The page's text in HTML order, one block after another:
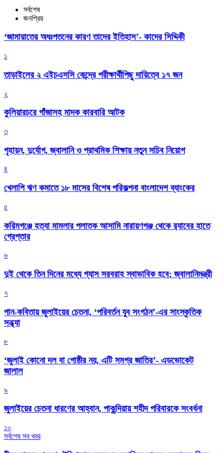
সর্বশেষ
জনপ্রিয়
‘জামায়াতের অধঃপতনের কারণ তাদের ইতিহাস’- কাদের সিদ্দিকী
১
তাড়াইলের ২ এইচএসসি কেন্দ্রে পরীক্ষার্থীপিছু দায়িত্বে ১৭ জন
২
কুলিয়ারচরে গাঁজাসহ মাদক কারবারি আটক
৩
গৃহায়ন, দুর্যোগ, জ্বালানি ও প্রাথমিক শিক্ষায় নতুন সচিব নিয়োগ
৪
খেলাপি ঋণ কমাতে ১৮ মাসের বিশেষ পরিকল্পনা বাংলাদেশ ব্যাংকের
৫
করিমগঞ্জে হত্যা মামলার পলাতক আসামি নারায়ণগঞ্জ থেকে র‌্যাবের হাতে
গ্রেপ্তার
৬
দুই থেকে তিন দিনের মধ্যে গ্যাস সরবরাহ স্বাভাবিক হবে: জ্বালানিমন্ত্রী
৭
গান-কবিতায় জুলাইয়ের চেতনা, ‘পরিবর্তন যুব সংগঠন’-এর সাংস্কৃতিক
সন্ধ্যা
৮
‘জুলাই কোনো দল বা গোষ্ঠীর নয়, এটি সমগ্র জাতির’- এডভোকেট
জালাল
৯
জুলাইয়ের চেতনা ধারণের আহ্বান, পাকুন্দিয়ায় শহীদ পরিবারকে সংবর্ধনা
১০
সর্বশেষ সব খবর